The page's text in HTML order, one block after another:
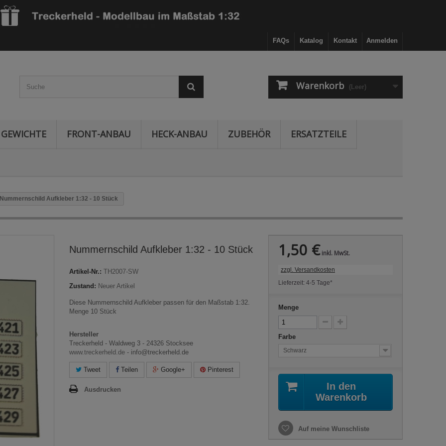
Anmelden
Kontakt
Katalog
FAQs
Warenkorb (Leer)
GEWICHTE FRONT-ANBAU HECK-ANBAU ZUBEHÖR ERSATZTEILE
Nummernschild Aufkleber 1:32 - 10 Stück
Nummernschild Aufkleber 1:32 - 10 Stück
Artikel-Nr.: TH2007-SW
Zustand: Neuer Artikel
Diese Nummernschild Aufkleber passen für den Maßstab 1:32.
Menge 10 Stück
Hersteller
Treckerheld - Waldweg 3 - 24326 Stocksee
www.treckerheld.de - info@treckerheld.de
Tweet Teilen Google+ Pinterest
Ausdrucken
1,50 €inkl. MwSt.
zzgl. Versandkosten
Lieferzeit: 4-5 Tage*
Menge
Farbe
Schwarz
In den
Warenkorb
Auf meine Wunschliste